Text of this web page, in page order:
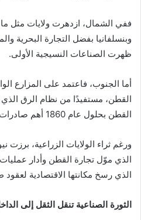
ففي الشمال، ازدهرت ولايات مثل
وبنسلفانيا بفضل التجارة البحرية
ظهرت الصناعات النسيجية الأولى.
أما الجنوب، فاعتمد على المزارع
القطن، مستفيدًا من نظام الرق الذي
القطن بحلول عام 1860 أهم صادرات البلاد.
ورغم ثراء الولايات الزراعية، برزت
الذي موّل تجارة القطن وأدار
الذي رسخ مكانتها الاقتصادية لعقود
الثورة الصناعية تنقل الثقل إلى